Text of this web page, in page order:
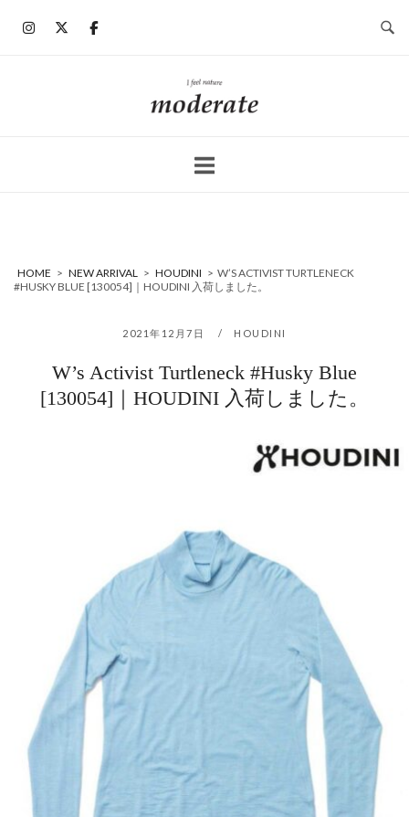
ホ
ー
HOME > NEW ARRIVAL > HOUDINI > W’S ACTIVIST TURTLENECK
#HUSKY BLUE [130054]｜HOUDINI 入荷しました。
2021年12月7日 HOUDINI
W’s Activist Turtleneck #Husky Blue
[130054]｜HOUDINI 入荷しました。